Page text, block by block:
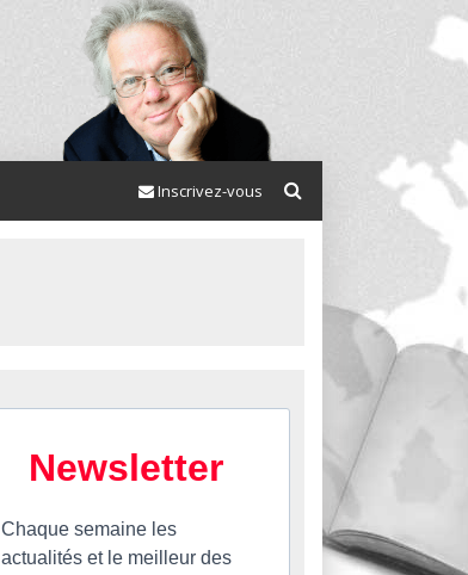
Inscrivez-vous
Newsletter
Chaque semaine les
actualités et le meilleur des